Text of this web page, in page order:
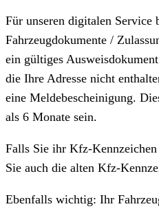
Für unseren digitalen Service
Fahrzeugdokumente /
ein gültiges
die Ihre Adresse nicht
eine Meldebescheinigung.
als 6 Monate sein.
Falls Sie ihr Kfz-
Sie auch die alten Kfz-
Ebenfalls wichtig: Ihr